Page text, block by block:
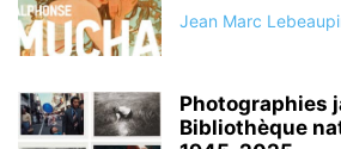
Jean Marc
Photographies
Bibliothèque